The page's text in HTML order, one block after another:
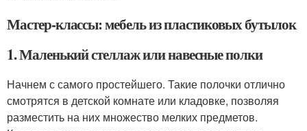
Мастер-классы: мебель из пластиковых бутылок
1. Маленький стеллаж или навесные полки
Начнем с самого простейшего. Такие полочки отлично
смотрятся в детской комнате или кладовке, позволяя
разместить на них множество мелких предметов.